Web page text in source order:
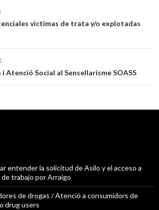
víctimas de trata y/o explotadas
Atenció Social al Sensellarisme SOASS
entender la solicitud de Asilo y el acceso a
trabajo por Arraigo
de drogas / Atenció a consumidors de
drug users